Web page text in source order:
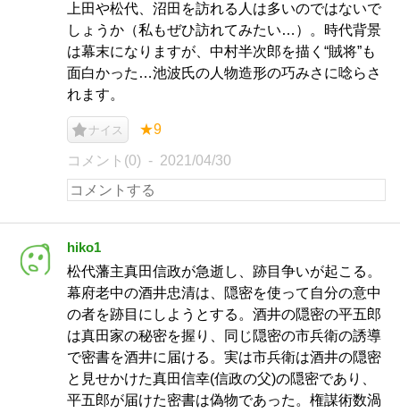
上田や松代、沼田を訪れる人は多いのではないで
しょうか（私もぜひ訪れてみたい…）。時代背景
は幕末になりますが、中村半次郎を描く“賊将”も
面白かった…池波氏の人物造形の巧みさに唸らさ
れます。
ナイス ★9
コメント(0) 2021/04/30
hiko1
松代藩主真田信政が急逝し、跡目争いが起こる。
幕府老中の酒井忠清は、隠密を使って自分の意中
の者を跡目にしようとする。酒井の隠密の平五郎
は真田家の秘密を握り、同じ隠密の市兵衛の誘導
で密書を酒井に届ける。実は市兵衛は酒井の隠密
と見せかけた真田信幸(信政の父)の隠密であり、
平五郎が届けた密書は偽物であった。権謀術数渦